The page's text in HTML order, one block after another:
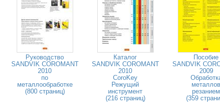
Руководство
SANDVIK COROMANT
2010
по
металлообработке
(800 страниц)
Каталог
SANDVIK COROMANT
2010
CoroKey
Режущий
инструмент
(216 страниц)
Пособие
SANDVIK
2009
металлов
резанием
(359